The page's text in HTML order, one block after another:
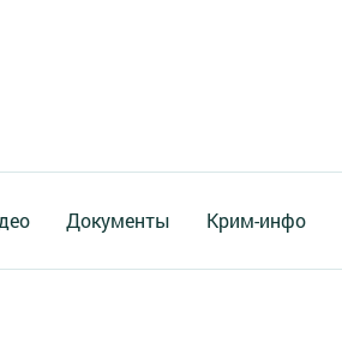
Документы Крим-инфо